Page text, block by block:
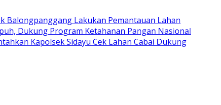
Balongpanggang Lakukan Pemantauan Lahan
Dukung Program Ketahanan Pangan Nasional
Kapolsek Sidayu Cek Lahan Cabai Dukung